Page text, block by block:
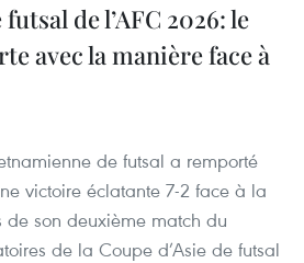
de l’AFC 2026: le
avec la manière face à
de futsal a remporté
victoire éclatante 7-2 face à la
de son deuxième match du
de la Coupe d’Asie de futsal